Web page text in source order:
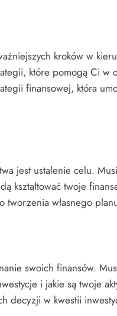
kroków w
które pomogą Ci w
finansowej, która
jest ustalenie celu.
kształtować twoje
tworzenia własnego
swoich finansów.
i jakie są twoje
decyzji w kwestii